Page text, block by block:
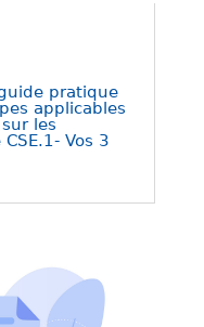
pratique
applicables
les
Vos 3